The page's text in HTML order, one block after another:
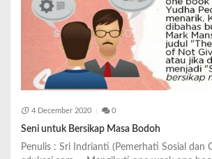
4 December 2020 0
Seni untuk Bersikap Masa Bodoh
Penulis : Sri Indrianti (Pemerhati Sosial dan